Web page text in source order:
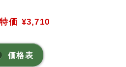
価 ¥3,710
価格表